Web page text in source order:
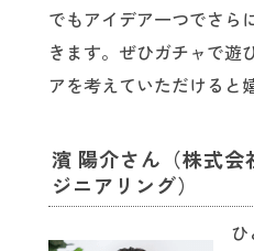
でもアイデア一つでさら
きます。ぜひガチャで遊
アを考えていただけると
濱 陽介さん（株式会
ジニアリング）
ひ